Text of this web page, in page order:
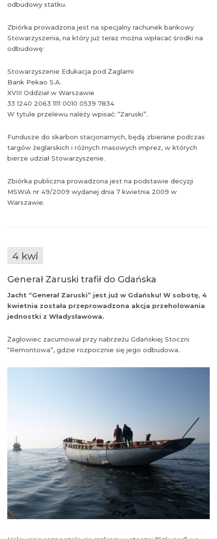
odbudowy statku.
Zbiórka prowadzona jest na specjalny rachunek bankowy
Stowarzyszenia, na który już teraz można wpłacać środki na
odbudowę:
Stowarzyszenie Edukacja pod Żaglami
Bank Pekao S.A.
XVIII Oddział w Warszawie
33 1240 2063 1111 0010 0539 7834
W tytule przelewu należy wpisać: “Zaruski”.
Fundusze do skarbon stacjonarnych, będą zbierane podczas
targów żeglarskich i różnych masowych imprez, w których
bierze udział Stowarzyszenie.
Zbiórka publiczna prowadzona jest na podstawie decyzji
MSWiA nr 49/2009 wydanej dnia 7 kwietnia 2009 w
Warszawie.
4 kwi
Generał Zaruski trafił do Gdańska
Jacht “Generał Zaruski” jest już w Gdańsku! W sobotę, 4
kwietnia została przeprowadzona akcja przeholowania
jednostki z Władysławowa.
Żaglowiec zacumował przy nabrzeżu Gdańskiej Stoczni
“Remontowa”, gdzie rozpocznie się jego odbudowa.